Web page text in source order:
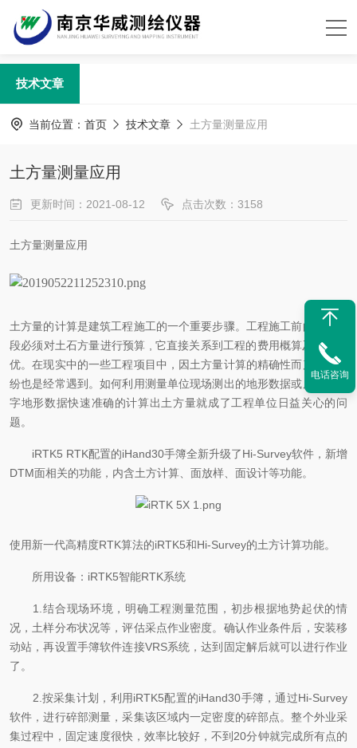
技术文章
当前位置： 首页 技术文章 土方量测量应用
土方量测量应用
更新时间：2021-08-12 点击次数：3158
土方量测量应用
土方量的计算是建筑工程施工的一个重要步骤。工程施工前的设计阶
段必须对土石方量进行预算 , 它直接关系到工程的费用概算及方案选
优。在现实中的一些工程项目中，因土方量计算的精确性而产生的纠
纷也是经常遇到。如何利用测量单位现场测出的地形数据或原有的数
字地形数据快速准确的计算出土方量就成了工程单位日益关心的问
题。
iRTK5 RTK配置的iHand30手簿全新升级了Hi-Survey软件，新增
DTM面相关的功能，内含土方计算、面放样、面设计等功能。
使用新一代高精度RTK算法的iRTK5和Hi-Survey的土方计算功能。
所用设备： iRTK5智能RTK系统
1.结合现场环境，明确工程测量范围，初步根据地势起伏的情
况，土样分布状况等，评估采点作业密度。确认作业条件后，安装移
动站，再设置手簿软件连接VRS系统，达到固定解后就可以进行作业
了。
2.按采集计划，利用iRTK5配置的iHand30手簿，通过Hi-Survey
软件，进行碎部测量，采集该区域内一定密度的碎部点。整个外业采
集过程中，固定速度很快，效率比较好，不到20分钟就完成所有点的
电话咨询